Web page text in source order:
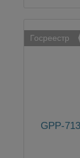
Госреестр
GPP-